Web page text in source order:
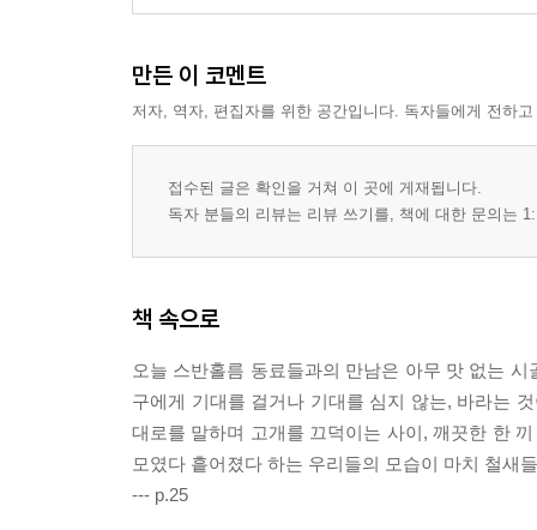
만든 이 코멘트
저자, 역자, 편집자를 위한 공간입니다. 독자들에게 전하
접수된 글은 확인을 거쳐 이 곳에 게재됩니다.
독자 분들의 리뷰는 리뷰 쓰기를, 책에 대한 문의는
책 속으로
오늘 스반홀름 동료들과의 만남은 아무 맛 없는
구에게 기대를 걸거나 기대를 심지 않는, 바라는
대로를 말하며 고개를 끄덕이는 사이, 깨끗한 한
모였다 흩어졌다 하는 우리들의 모습이 마치 철새
--- p.25